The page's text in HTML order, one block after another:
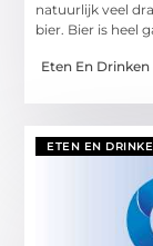
natuurlijk veel
bier. Bier is heel
Eten En Drinken
ETEN EN